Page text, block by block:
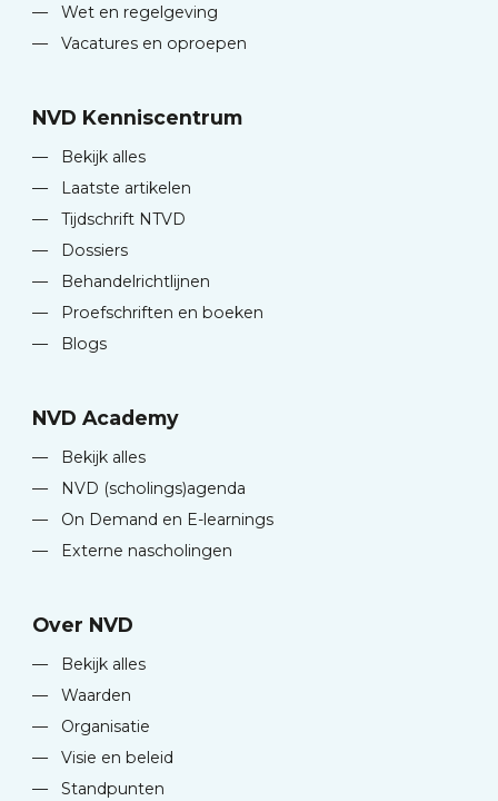
—
Wet en regelgeving
—
Vacatures en oproepen
NVD Kenniscentrum
—
Bekijk alles
—
Laatste artikelen
—
Tijdschrift NTVD
—
Dossiers
—
Behandelrichtlijnen
—
Proefschriften en boeken
—
Blogs
NVD Academy
—
Bekijk alles
—
NVD (scholings)agenda
—
On Demand en E-learnings
—
Externe nascholingen
Over NVD
—
Bekijk alles
—
Waarden
—
Organisatie
—
Visie en beleid
—
Standpunten